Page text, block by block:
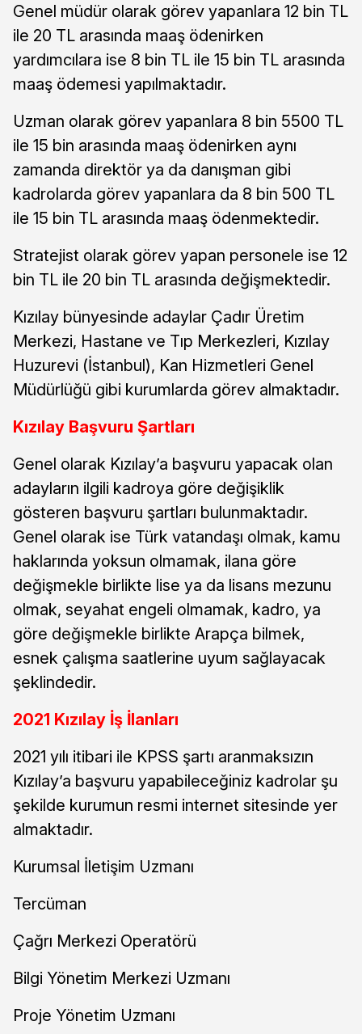
Genel müdür olarak görev yapanlara 12 bin TL
ile 20 TL arasında maaş ödenirken
yardımcılara ise 8 bin TL ile 15 bin TL arasında
maaş ödemesi yapılmaktadır.
Uzman olarak görev yapanlara 8 bin 5500 TL
ile 15 bin arasında maaş ödenirken aynı
zamanda direktör ya da danışman gibi
kadrolarda görev yapanlara da 8 bin 500 TL
ile 15 bin TL arasında maaş ödenmektedir.
Stratejist olarak görev yapan personele ise 12
bin TL ile 20 bin TL arasında değişmektedir.
Kızılay bünyesinde adaylar Çadır Üretim
Merkezi, Hastane ve Tıp Merkezleri, Kızılay
Huzurevi (İstanbul), Kan Hizmetleri Genel
Müdürlüğü gibi kurumlarda görev almaktadır.
Kızılay Başvuru Şartları
Genel olarak Kızılay’a başvuru yapacak olan
adayların ilgili kadroya göre değişiklik
gösteren başvuru şartları bulunmaktadır.
Genel olarak ise Türk vatandaşı olmak, kamu
haklarında yoksun olmamak, ilana göre
değişmekle birlikte lise ya da lisans mezunu
olmak, seyahat engeli olmamak, kadro, ya
göre değişmekle birlikte Arapça bilmek,
esnek çalışma saatlerine uyum sağlayacak
şeklindedir.
2021 Kızılay İş İlanları
2021 yılı itibari ile KPSS şartı aranmaksızın
Kızılay’a başvuru yapabileceğiniz kadrolar şu
şekilde kurumun resmi internet sitesinde yer
almaktadır.
Kurumsal İletişim Uzmanı
Tercüman
Çağrı Merkezi Operatörü
Bilgi Yönetim Merkezi Uzmanı
Proje Yönetim Uzmanı